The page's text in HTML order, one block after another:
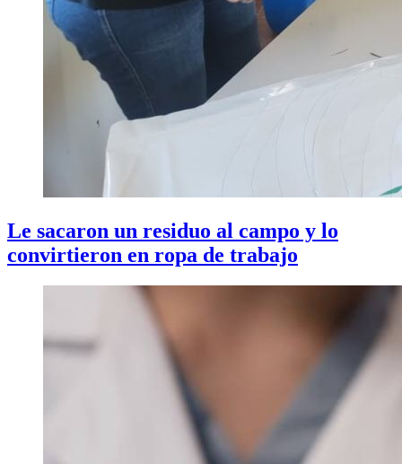
Le sacaron un residuo al campo y lo
convirtieron en ropa de trabajo